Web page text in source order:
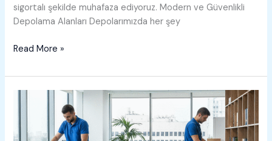
sigortalı şekilde muhafaza ediyoruz. Modern ve Güvenlikli
Depolama Alanları Depolarımızda her şey
Depolama
Read More »